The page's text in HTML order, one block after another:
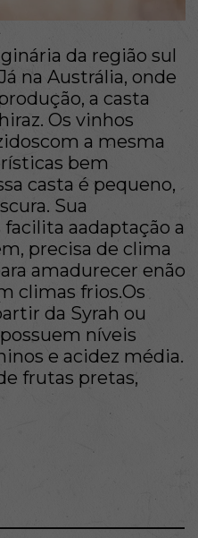
da região sul
na Austrália, onde
a casta
Os vinhos
a mesma
bem
casta é pequeno,
Sua
aadaptação a
precisa de clima
amadurecer enão
climas frios.Os
da Syrah ou
níveis
e acidez média.
frutas pretas,